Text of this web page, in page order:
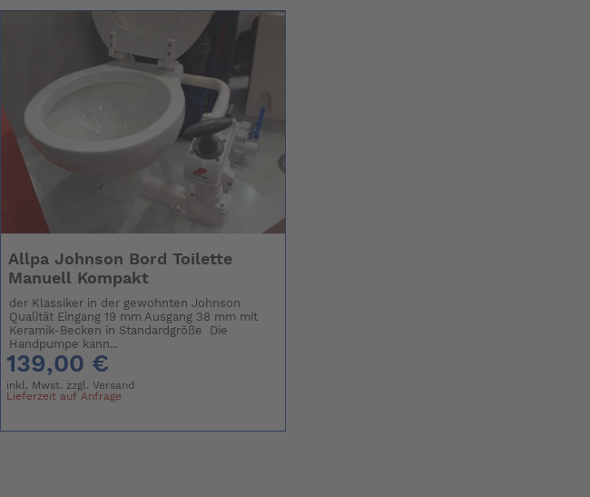
Allpa Johnson Bord Toilette
Manuell Kompakt
der Klassiker in der gewohnten Johnson
Qualität Eingang 19 mm Ausgang 38 mm mit
Keramik-Becken in Standardgröße Die
Handpumpe kann...
139,00 €
inkl. Mwst. zzgl.Versand
Lieferzeit auf Anfrage